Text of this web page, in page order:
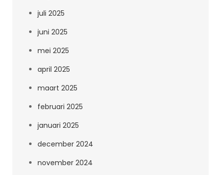
juli 2025
juni 2025
mei 2025
april 2025
maart 2025
februari 2025
januari 2025
december 2024
november 2024